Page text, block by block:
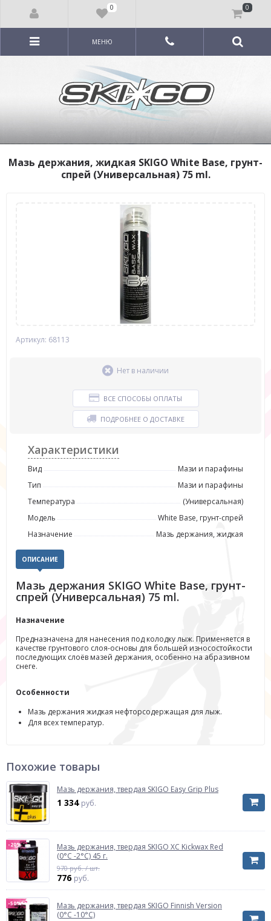
МЕНЮ
Мазь держания, жидкая SKIGO White Base, грунт-
спрей (Универсальная) 75 ml.
Артикул: 68113
Нет в наличии
ВСЕ СПОСОБЫ ОПЛАТЫ
ПОДРОБНЕЕ О ДОСТАВКЕ
Характеристики
Вид
Мази и парафины
Тип
Мази и парафины
Температура
(Универсальная)
Модель
White Base, грунт-спрей
Назначение
Мазь держания, жидкая
ОПИСАНИЕ
Мазь держания SKIGO White Base, грунт-
спрей (Универсальная) 75 ml.
Назначение
Предназначена для нанесения под колодку лыж. Применяется в
качестве грунтового слоя-основы для большей износостойкости
последующих слоёв мазей держания, особенно на абразивном
снеге.
Особенности
Мазь держания жидкая нефторсодержащая для лыж.
Для всех температур.
Похожие товары
Мазь держания, твердая SKIGO Easy Grip Plus
1 334 руб.
-20%
Мазь держания, твердая SKIGO XC Kickwax Red
(0°С -2°С) 45 г.
970 руб. / шт.
776 руб.
-50%
Мазь держания, твердая SKIGO Finnish Version
(0°С -10°С)
0 0